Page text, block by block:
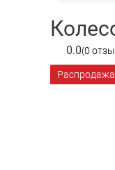
0.0(0
Распродажа